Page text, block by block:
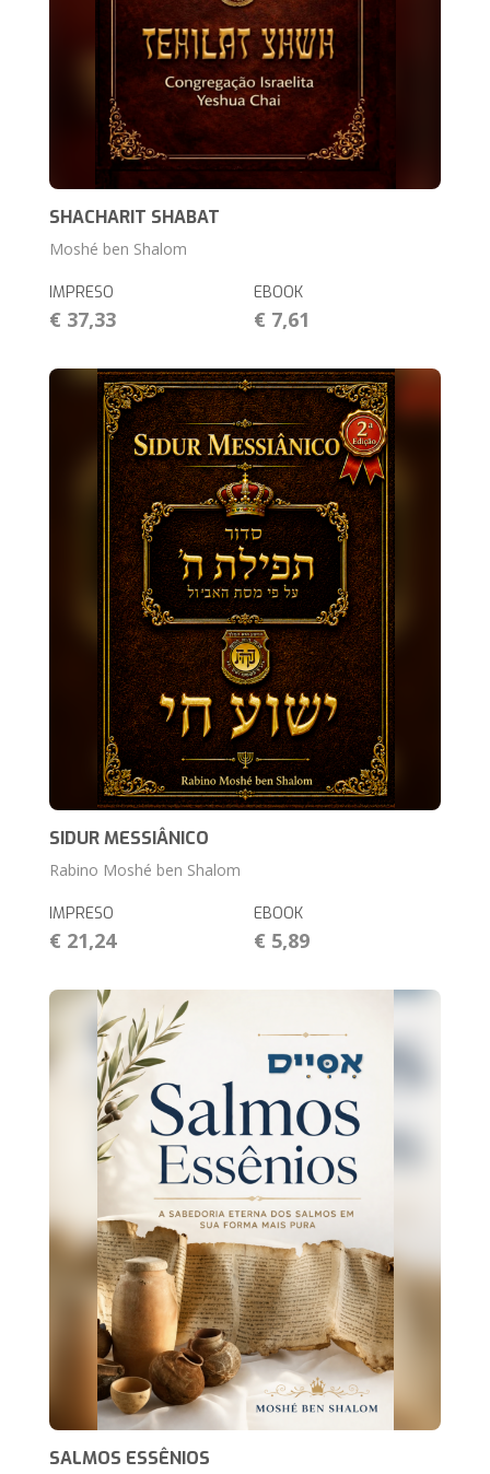
SHACHARIT SHABAT
Moshé ben Shalom
IMPRESO
€ 37,33
EBOOK
€ 7,61
SIDUR MESSIÂNICO
Rabino Moshé ben Shalom
IMPRESO
€ 21,24
EBOOK
€ 5,89
SALMOS ESSÊNIOS